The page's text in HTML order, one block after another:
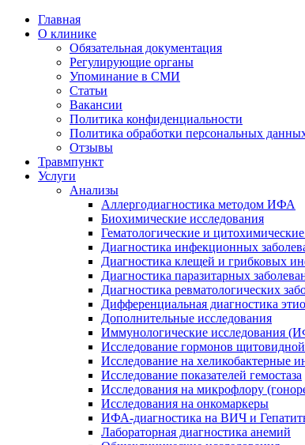
Главная
О клинике
Обязательная документация
Регулирующие органы
Упоминание в СМИ
Статьи
Вакансии
Политика конфиденциальности
Политика обработки персональных
Отзывы
Травмпункт
Услуги
Анализы
Аллергодиагностика методом ИФА
Биохимические исследования
Гематологические и
Диагностика инфекционных
Диагностика клещей и грибковых
Диагностика паразитарных
Диагностика ревматологических
Дифференциальная диагностика
Дополнительные исследования
Иммунологические исследования
Исследование гормонов
Исследование на хеликобактерные
Исследование показателей гемостаза
Исследования на микрофлору
Исследования на онкомаркеры
ИФА-диагностика на ВИЧ и
Лабораторная диагностика анемий